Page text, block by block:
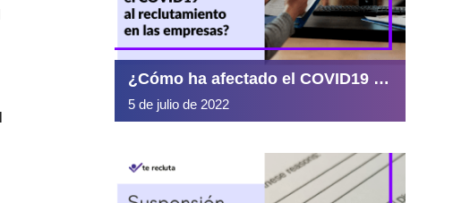
¿Cómo ha afectado el COVID19 al reclutamiento en las empresas?
5 de julio de 2022